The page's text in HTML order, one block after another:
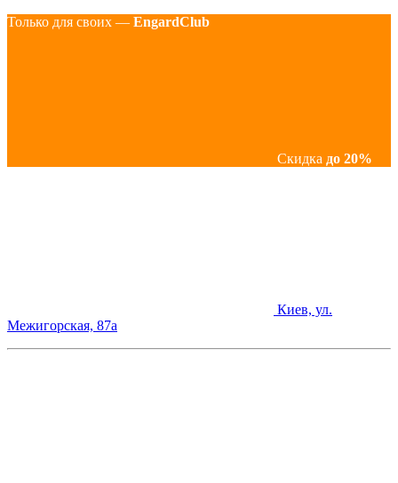
Только для своих — EngardClub
Скидка до 20%
Киев, ул.
Межигорская, 87а